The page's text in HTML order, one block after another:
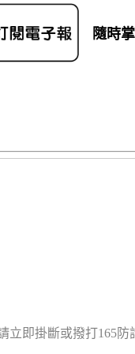
隨時
立即掛斷或撥打165防